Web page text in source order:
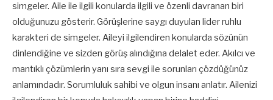
simgeler. Aile ile ilgili konularda ilgili ve özenli davranan biri
olduğunuzu gösterir. Görüşlerine saygı duyulan lider ruhlu
karakteri de simgeler. Aileyi ilgilendiren konularda sözünün
dinlendiğine ve sizden görüş alındığına delalet eder. Akılcı ve
mantıklı çözümlerin yanı sıra sevgi ile sorunları çözdüğünüz
anlamındadır. Sorumluluk sahibi ve olgun insanı anlatır. Ailenizi